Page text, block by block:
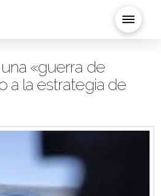
«guerra de
a la estrategia de